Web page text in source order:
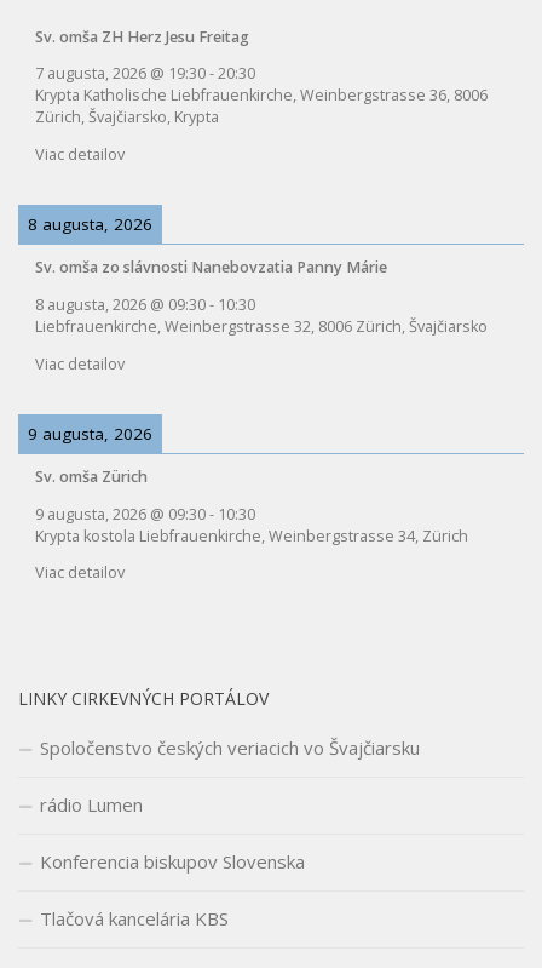
Sv. omša ZH Herz Jesu Freitag
7 augusta, 2026 @ 19:30-20:30
Krypta Katholische Liebfrauenkirche, Weinbergstrasse 36, 8006
Zürich, Švajčiarsko, Krypta
Viac detailov
8 augusta, 2026
Sv. omša zo slávnosti Nanebovzatia Panny Márie
8 augusta, 2026 @ 09:30- 10:30
Liebfrauenkirche, Weinbergstrasse 32, 8006 Zürich, Švajčiarsko
Viac detailov
9 augusta, 2026
Sv. omša Zürich
9 augusta, 2026 @ 09:30- 10:30
Krypta kostola Liebfrauenkirche, Weinbergstrasse 34, Zürich
Viac detailov
LINKY CIRKEVNÝCH PORTÁLOV
Spoločenstvo českých veriacich vo Švajčiarsku
rádio Lumen
Konferencia biskupov Slovenska
Tlačová kancelária KBS